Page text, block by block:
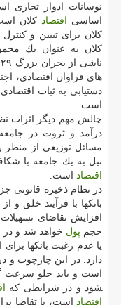
نوسانات ادوار تجاری
اساسی اقتصاد كلان
كلان برای تبیین و
كلان به عنوان یك
های فراوان اقتصادی،
دستیابی به ثبات
است.
چالش مهم دیگر اثرات
درآمد و ثروت در
مسائل توزیعی از منظر
نیل به یك جامعه­ با
اقتصاد است.
در نظام ذخیره قانونی
بانك­ها با فرآیند خلق و
افزایش تقاضای
حجم پول خواهد شد و در
یا عدم رغبت بانك­ها
دارد. در این چارچوب و
است و باید جلو
شود و در شرایطی كه
اقتصاد است، یا تقاضا